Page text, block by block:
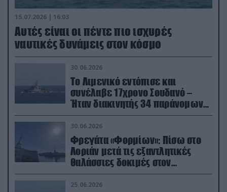
15.07.2026 | 16:03
Aυτές είναι οι πέντε πιο ισχυρές
ναυτικές δυνάμεις στον κόσμο
30.06.2026
Το Λιμενικό εντόπισε και
συνέλαβε 17χρονο Σουδανό –
Ήταν διακινητής 34 παράνομων
μεταναστών
30.06.2026
Φρεγάτα «Φορμίων»: Πίσω στο
Λοριάν μετά τις εξαντλητικές
θαλάσσιες δοκιμές στον
απαιτητικό Βισκαϊκό
25.06.2026